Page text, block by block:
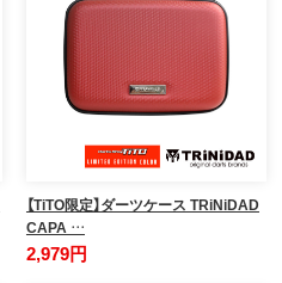
【TiTO限定】ダーツケース TRiNiDAD
CAPA …
2,979円